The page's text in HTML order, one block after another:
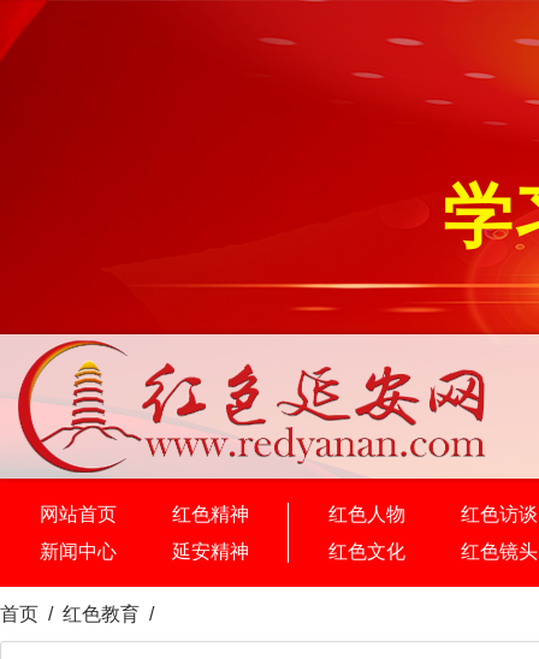
学
网站首页
红色精神
新闻中心
延安精神
红色人物
红色访谈
红色文化
红色镜头
首页 / 红色教育 /